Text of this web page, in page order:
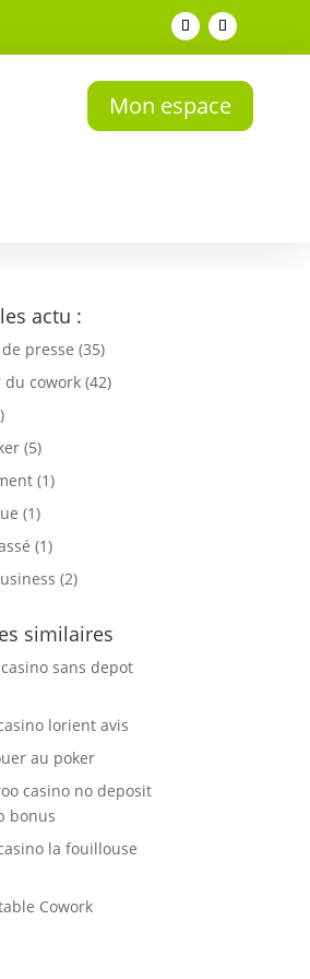
Mon espace
actu :
presse (35)
du cowork (42)
(5)
(1)
(1)
(1)
(2)
similaires
sans depot
lorient avis
au poker
casino no deposit
bonus
la fouillouse
Cowork